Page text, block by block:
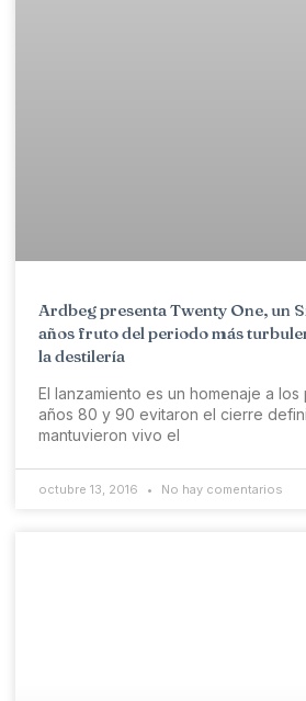
Ardbeg presenta Twenty One, un
años fruto del periodo más
la destilería
El lanzamiento es un homenaje a
años 80 y 90 evitaron el cierre
mantuvieron vivo el
octubre 13, 2016 No hay comentarios